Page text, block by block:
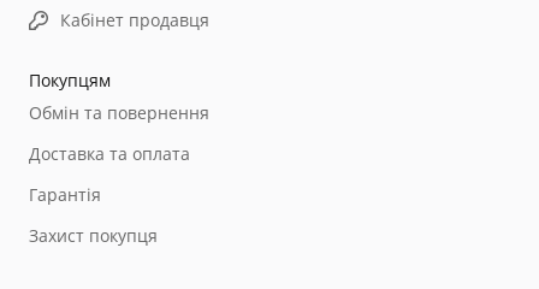
Покупцям
Обмін та повернення
Доставка та оплата
Гарантія
Захист покупця
Кабінет продавця